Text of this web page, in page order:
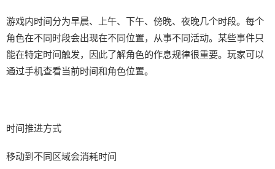
游戏内时间分为早晨、上午、下午、傍晚、夜晚几个时段。每个
角色在不同时段会出现在不同位置，从事不同活动。某些事件只
能在特定时间触发，因此了解角色的作息规律很重要。玩家可以
通过手机查看当前时间和角色位置。
时间推进方式
移动到不同区域会消耗时间